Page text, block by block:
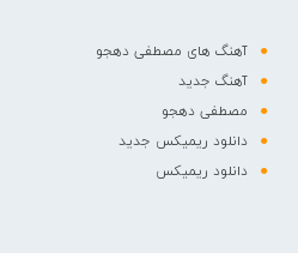
آهنگ های مصطفی دهجو
آهنگ جدید
مصطفی دهجو
دانلود ریمیکس جدید
دانلود ریمیکس